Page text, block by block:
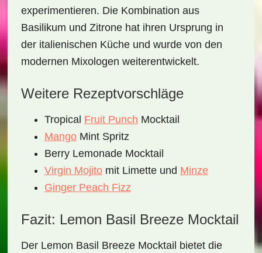
experimentieren. Die Kombination aus
Basilikum und Zitrone hat ihren Ursprung in
der italienischen Küche und wurde von den
modernen Mixologen weiterentwickelt.
Weitere Rezeptvorschläge
Tropical Fruit Punch Mocktail
MangoMint Spritz
Berry Lemonade Mocktail
Virgin Mojitomit Limette und Minze
Ginger Peach Fizz
Fazit: Lemon Basil Breeze Mocktail
Der Lemon Basil Breeze Mocktail bietet die